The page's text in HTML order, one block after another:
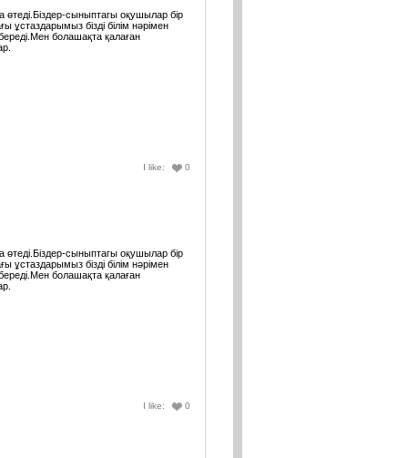
өтеді.Біздер-сыныптагы оқушылар бір
ұстаздарымыз бізді білім нәрімен
болашақта қалаған
0
I like:
өтеді.Біздер-сыныптагы оқушылар бір
ұстаздарымыз бізді білім нәрімен
болашақта қалаған
0
I like: